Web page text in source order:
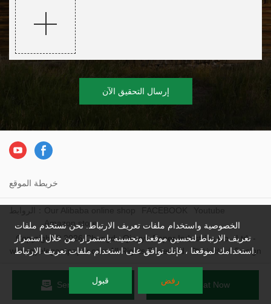
إرسال التحقيق الآن
خريطة الموقع
Amazon store
Copyright © 2026 Chengdu Qingya Paper Industries Co., Ltd. -
www.qyelegantpaper.com All Rights Reserved.
Design
Send Inquiry Chat Now
الخصوصية واستخدام ملفات تعريف الارتباط. نحن نستخدم ملفات
تعريف الارتباط لتحسين موقعنا وتحسينه باستمرار. من خلال استمرار
استخدامك لموقعنا ، فإنك توافق على استخدام ملفات تعريف الارتباط.
قبول رفض